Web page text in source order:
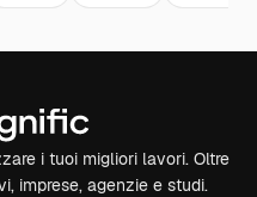
i tuoi migliori lavori. Oltre
imprese, agenzie e studi.